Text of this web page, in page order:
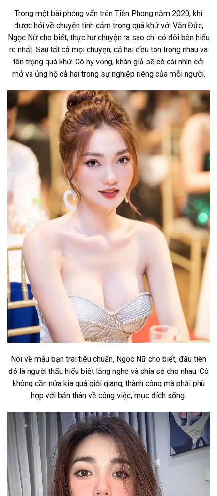
Trong một bài phỏng vấn trên Tiền Phong năm 2020, khi
được hỏi về chuyện tình cảm trong quá khứ với Văn Đức,
Ngọc Nữ cho biết, thực hư chuyện ra sao chỉ có đôi bên hiểu
rõ nhất. Sau tất cả mọi chuyện, cả hai đều tôn trọng nhau và
tôn trọng quá khứ. Cô hy vọng, khán giả sẽ có cái nhìn cởi
mở và ủng hộ cả hai trong sự nghiệp riêng của mỗi người.
Nói về mẫu bạn trai tiêu chuẩn, Ngọc Nữ cho biết, đầu tiên
đó là người thấu hiểu biết lắng nghe và chia sẻ cho nhau. Cô
không cần nửa kia quá giỏi giang, thành công mà phải phù
hợp với bản thân về công việc, mục đích sống.